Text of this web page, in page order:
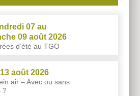
07 au
09 août 2026
d’été au TGO
août 2026
air – Avec ou sans
?